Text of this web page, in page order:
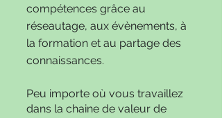
compétences grâce au
réseautage, aux évènements, à
la formation et au partage des
connaissances.
Peu importe où vous travaillez
dans la chaine de valeur de